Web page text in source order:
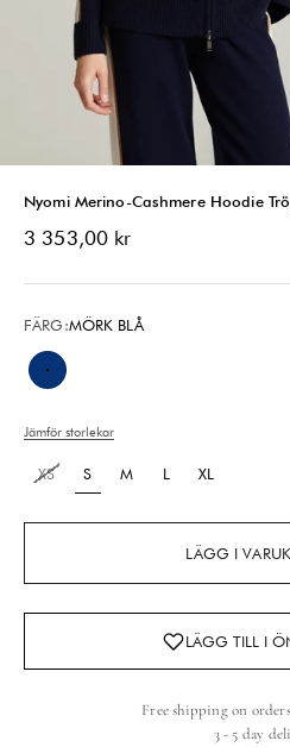
Nyomi Merino-Cashmere Hoodie
REA-pris
3 353,00 kr
FÄRG:MÖRK BLÅ
Mörk Blå
Jämför storlekar
XS S M L XL
LÄGG I
Free shipping on
3 - 5 day